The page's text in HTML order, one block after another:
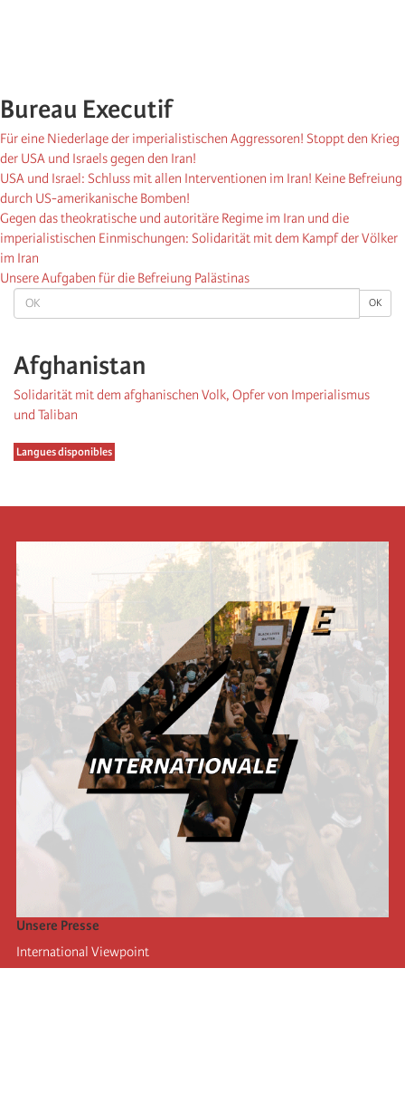
OK OK
Afghanistan
Solidarität mit dem afghanischen Volk, Opfer von Imperialismus
und Taliban
Langues disponibles
Bureau Executif
Für eine Niederlage der imperialistischen Aggressoren! Stoppt den Krieg
der USA und Israels gegen den Iran!
USA und Israel: Schluss mit allen Interventionen im Iran! Keine Befreiung
durch US-amerikanische Bomben!
Gegen das theokratische und autoritäre Regime im Iran und die
imperialistischen Einmischungen: Solidarität mit dem Kampf der Völker
im Iran
Unsere Aufgaben für die Befreiung Palästinas
Unsere Presse
International Viewpoint